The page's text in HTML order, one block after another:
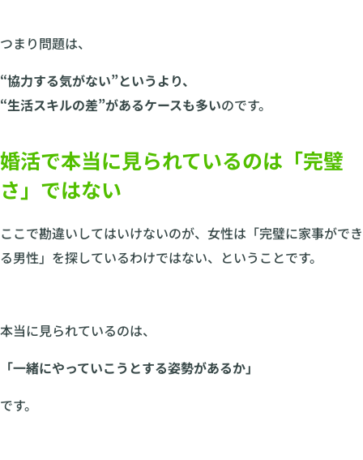
つまり問題は、
“協力する気がない”というより、
“生活スキルの差”があるケースも多いのです。
婚活で本当に見られているのは「完璧
さ」ではない
ここで勘違いしてはいけないのが、女性は「完璧に家事ができ
る男性」を探しているわけではない、ということです。
本当に見られているのは、
「一緒にやっていこうとする姿勢があるか」
です。